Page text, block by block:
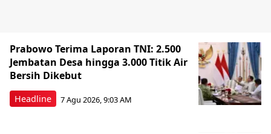
Headline
Prabowo Terima Laporan TNI: 2.500
Jembatan Desa hingga 3.000 Titik Air
Bersih Dikebut
7 Agu 2026, 9:03 AM